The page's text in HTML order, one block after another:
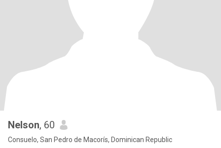
Nelson, 60
Consuelo, San Pedro de Macorís, Dominican Republic